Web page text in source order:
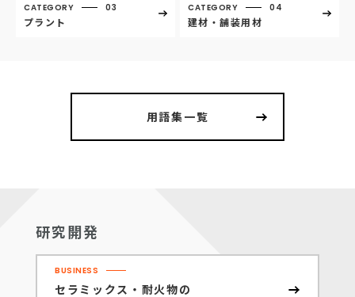
CATEGORY 03
プラント
CATEGORY 04
建材・舗装用材
用語集一覧
研究開発
BUSINESS
セラミックス・耐火物の